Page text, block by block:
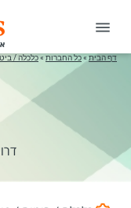
דף הבית »כל החברות »כלכלה /